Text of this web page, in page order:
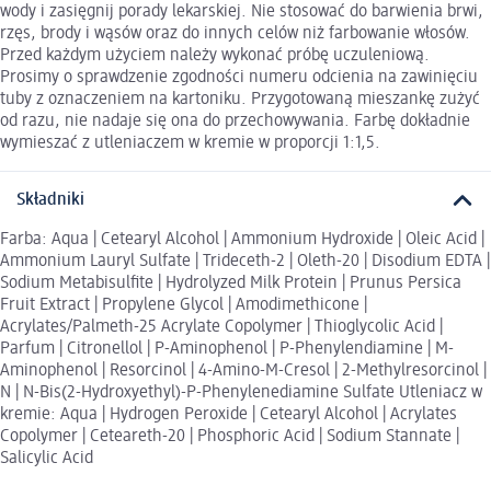
wody i zasięgnij porady lekarskiej. Nie stosować do barwienia brwi,
rzęs, brody i wąsów oraz do innych celów niż farbowanie włosów.
Przed każdym użyciem należy wykonać próbę uczuleniową.
Prosimy o sprawdzenie zgodności numeru odcienia na zawinięciu
tuby z oznaczeniem na kartoniku. Przygotowaną mieszankę zużyć
od razu, nie nadaje się ona do przechowywania. Farbę dokładnie
wymieszać z utleniaczem w kremie w proporcji 1:1,5.
Składniki
Farba: Aqua | Cetearyl Alcohol | Ammonium Hydroxide | Oleic Acid |
Ammonium Lauryl Sulfate | Trideceth-2 | Oleth-20 | Disodium EDTA |
Sodium Metabisulfite | Hydrolyzed Milk Protein | Prunus Persica
Fruit Extract | Propylene Glycol | Amodimethicone |
Acrylates/Palmeth-25 Acrylate Copolymer | Thioglycolic Acid |
Parfum | Citronellol | P-Aminophenol | P-Phenylendiamine | M-
Aminophenol | Resorcinol | 4-Amino-M-Cresol | 2-Methylresorcinol |
N | N-Bis(2-Hydroxyethyl)-P-Phenylenediamine Sulfate Utleniacz w
kremie: Aqua | Hydrogen Peroxide | Cetearyl Alcohol | Acrylates
Copolymer | Ceteareth-20 | Phosphoric Acid | Sodium Stannate |
Salicylic Acid